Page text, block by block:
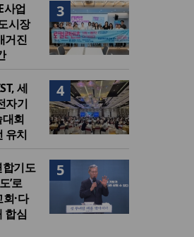
3
사업
시장
거진
4
세
자기
회
유치
5
기도
’로
·다
합심